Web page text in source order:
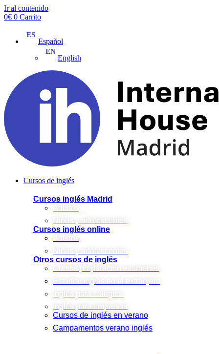
Ir al contenido
0€ 0 Carrito
Español
English
Cursos de inglés
Cursos inglés Madrid
Adultos
Niños y adolescentes
Cursos inglés online
Adultos
Niños y adolescentes
Otros cursos de inglés
Cursos preparación exámenes
Estudiar inglés en el extranjero
Inglés para colegios
Inglés para empresas
Cursos de inglés en verano
Campamentos verano inglés